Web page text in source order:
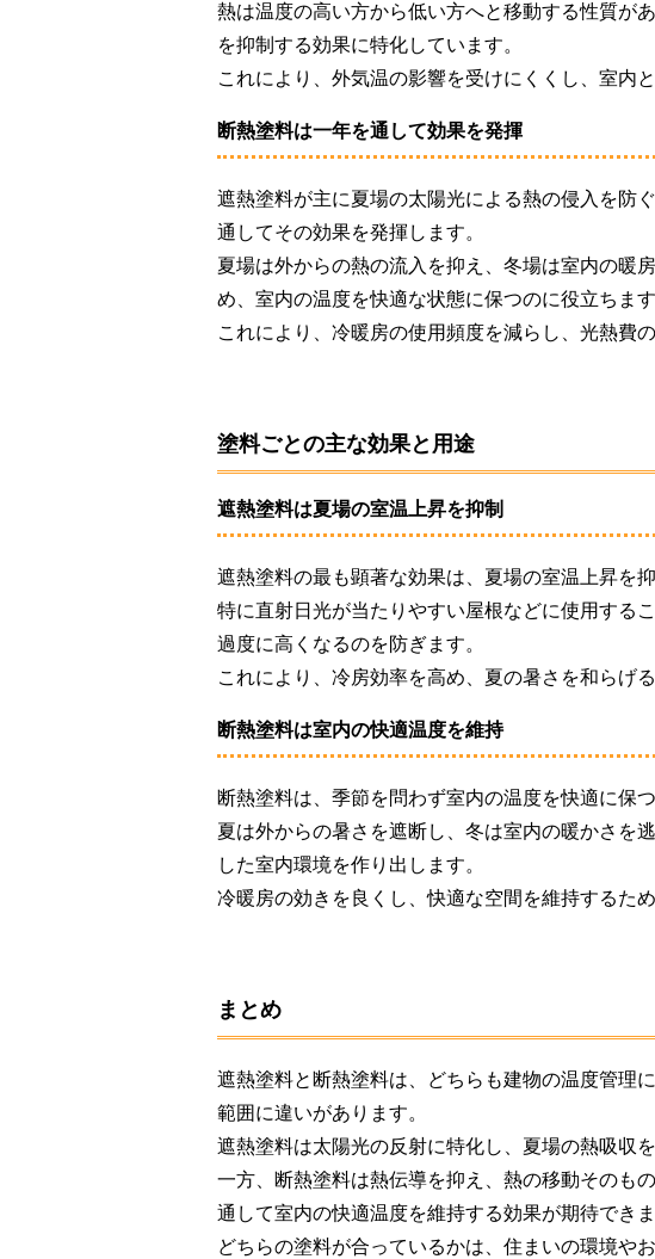
熱は温度の高い方から低い方へと移動する性質が
を抑制する効果に特化しています。
これにより、外気温の影響を受けにくくし、室内
断熱塗料は一年を通して効果を発揮
遮熱塗料が主に夏場の太陽光による熱の侵入を防
通してその効果を発揮します。
夏場は外からの熱の流入を抑え、冬場は室内の暖
め、室内の温度を快適な状態に保つのに役立ちます
これにより、冷暖房の使用頻度を減らし、光熱費
塗料ごとの主な効果と用途
遮熱塗料は夏場の室温上昇を抑制
遮熱塗料の最も顕著な効果は、夏場の室温上昇を
特に直射日光が当たりやすい屋根などに使用する
過度に高くなるのを防ぎます。
これにより、冷房効率を高め、夏の暑さを和らげ
断熱塗料は室内の快適温度を維持
断熱塗料は、季節を問わず室内の温度を快適に保
夏は外からの暑さを遮断し、冬は室内の暖かさを
した室内環境を作り出します。
冷暖房の効きを良くし、快適な空間を維持するた
まとめ
遮熱塗料と断熱塗料は、どちらも建物の温度管理
範囲に違いがあります。
遮熱塗料は太陽光の反射に特化し、夏場の熱吸収
一方、断熱塗料は熱伝導を抑え、熱の移動そのも
通して室内の快適温度を維持する効果が期待できま
どちらの塗料が合っているかは、住まいの環境や